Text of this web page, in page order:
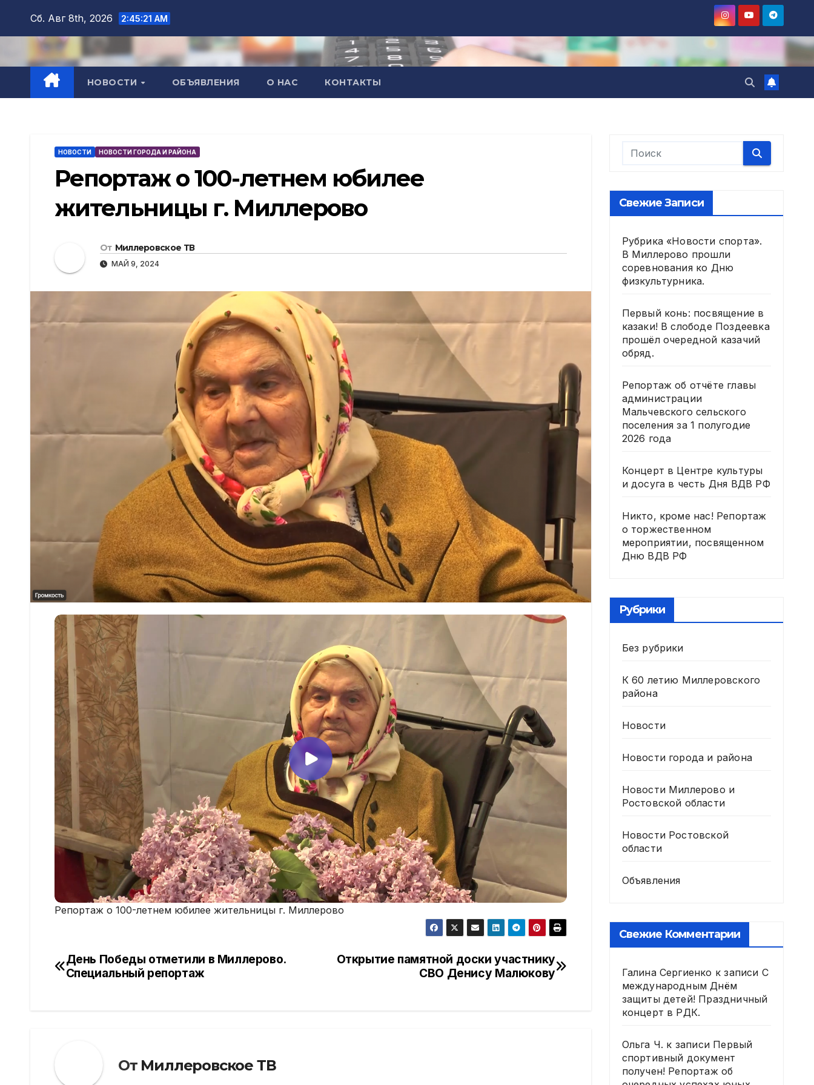
содержимому
Сб. Авг 8th, 2026 2:45:23 AM
НОВОСТИ ОБЪЯВЛЕНИЯ О НАС КОНТАКТЫ
НОВОСТИ НОВОСТИ ГОРОДА И РАЙОНА
Репортаж о 100-летнем юбилее
жительницы г. Миллерово
От Миллеровское ТВ
МАЙ 9, 2024
Репортаж о 100-летнем юбилее жительницы г. Миллерово
Навигация
Открытие памятной доски участнику
СВО Денису Малюкову
День Победы отметили в Миллерово.
Специальный репортаж
От Миллеровское ТВ
Свежие Записи
Рубрика «Новости спорта».
В Миллерово прошли
соревнования ко Дню
физкультурника.
Первый конь: посвящение в
казаки! В слободе Поздеевка
прошёл очередной казачий
обряд.
Репортаж об отчёте главы
администрации
Мальчевского сельского
поселения за 1 полугодие
2026 года
Концерт в Центре культуры
и досуга в честь Дня ВДВ РФ
Никто, кроме нас! Репортаж
о торжественном
мероприятии, посвященном
Дню ВДВ РФ
Рубрики
Без рубрики
К 60 летию Миллеровского
района
Новости
Новости города и района
Новости Миллерово и
Ростовской области
Новости Ростовской
области
Объявления
Свежие Комментарии
Галина Сергиенко к записи С
международным Днём
защиты детей! Праздничный
концерт в РДК.
Ольга Ч. к записи Первый
спортивный документ
получен! Репортаж об